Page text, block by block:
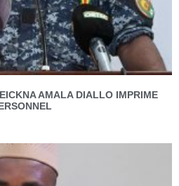
AMALA DIALLO IMPRIME